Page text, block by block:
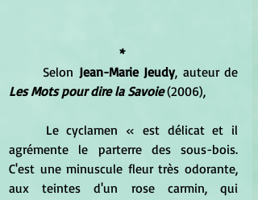
*
	Selon
Jean-Marie Jeudy
Les Mots pour dire la Savoie (2006),
agrémente le parterre des sous-bois.
C'est une minuscule fleur très odorante,
aux teintes d'un rose carmin, qui